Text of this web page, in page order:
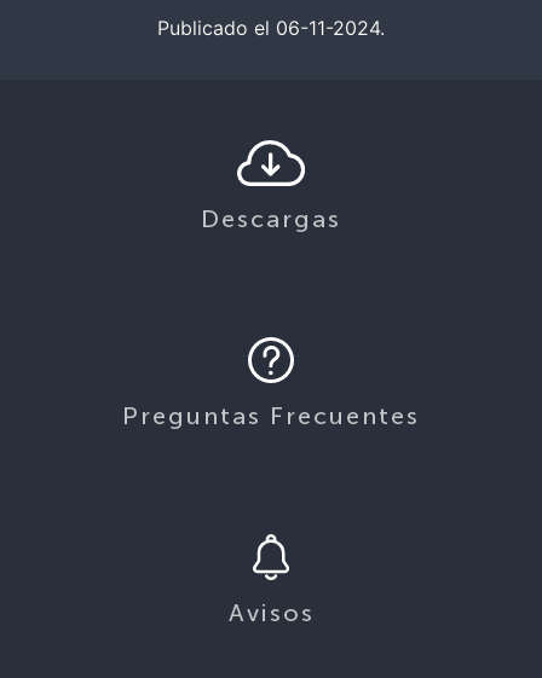
Publicado el 06-11-2024.
Descargas
Preguntas Frecuentes
Avisos